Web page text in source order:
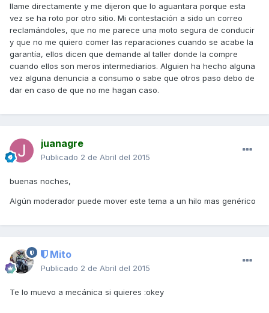
llame directamente y me dijeron que lo aguantara porque esta
vez se ha roto por otro sitio. Mi contestación a sido un correo
reclamándoles, que no me parece una moto segura de conducir
y que no me quiero comer las reparaciones cuando se acabe la
garantía, ellos dicen que demande al taller donde la compre
cuando ellos son meros intermediarios. Alguien ha hecho alguna
vez alguna denuncia a consumo o sabe que otros paso debo de
dar en caso de que no me hagan caso.
juanagre
Publicado 2 de Abril del 2015
buenas noches,
Algún moderador puede mover este tema a un hilo mas genérico
Mito
Publicado 2 de Abril del 2015
Te lo muevo a mecánica si quieres :okey